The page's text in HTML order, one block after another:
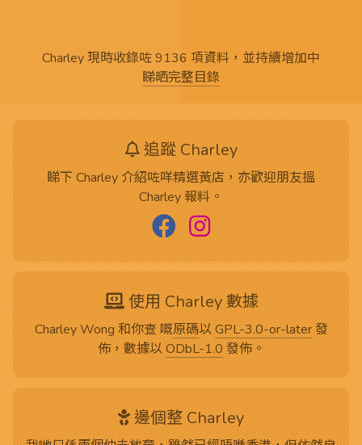
Charley 現時收錄咗 9136 項資料，並持續增加中
睇晒完整目錄
追蹤 Charley
睇下 Charley 介紹咗咩精選黃店，亦歡迎朋友搵
Charley 報料。
使用 Charley 數據
Charley Wong 和你查 嘅原碼以GPL-3.0-or-later發
佈，數據以ODbL-1.0發佈。
邊個整 Charley